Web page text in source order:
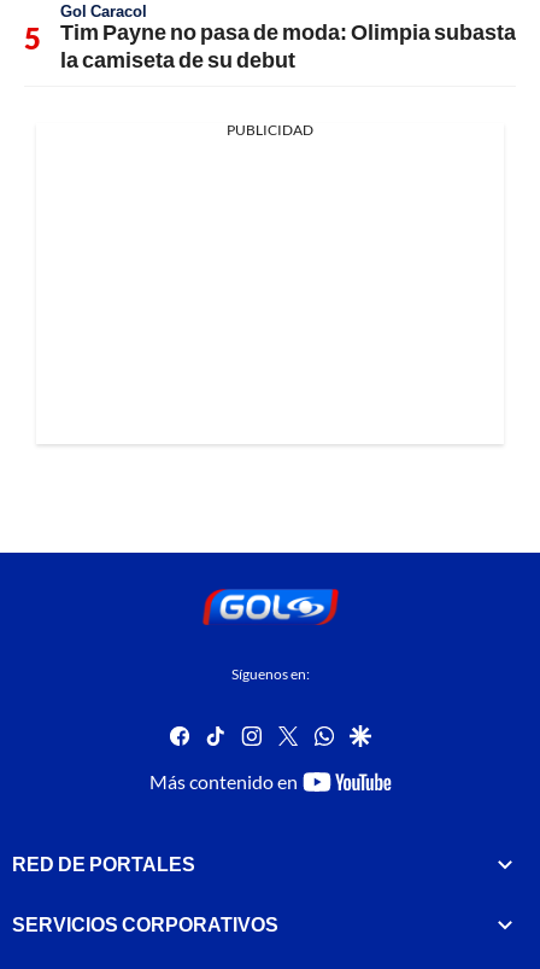
Gol Caracol
Tim Payne no pasa de moda: Olimpia subasta
la camiseta de su debut
PUBLICIDAD
Síguenos en:
facebook
tiktok instagram
twitterwhatsapp
google
Más contenido en
youtube-
RED DE PORTALES
SERVICIOS CORPORATIVOS